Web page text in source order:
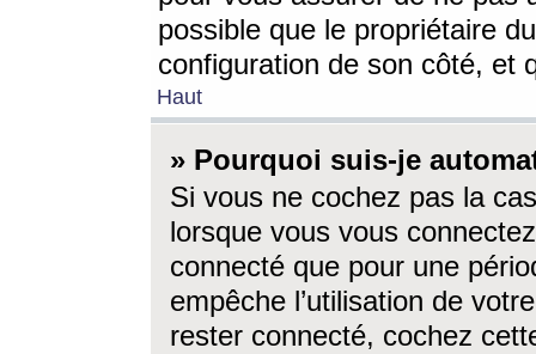
possible que le propriétaire
configuration de son côté, et
Haut
» Pourquoi suis-je
Si vous ne cochez pas la
lorsque vous vous
connecté que pour une
empêche l’utilisation de
rester connecté, cochez